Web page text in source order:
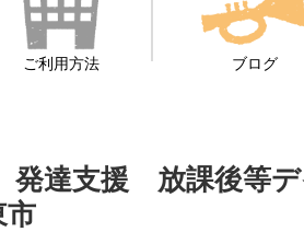
ご利用方法 ブログ
発達支援 放課後等